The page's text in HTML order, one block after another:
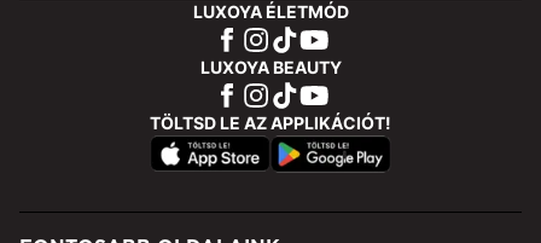
LUXOYA ÉLETMÓD
LUXOYA BEAUTY
TÖLTSD LE AZ APPLIKÁCIÓT!